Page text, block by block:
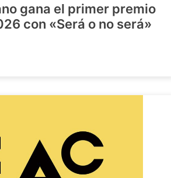
gana el primer premio
con «Será o no será»